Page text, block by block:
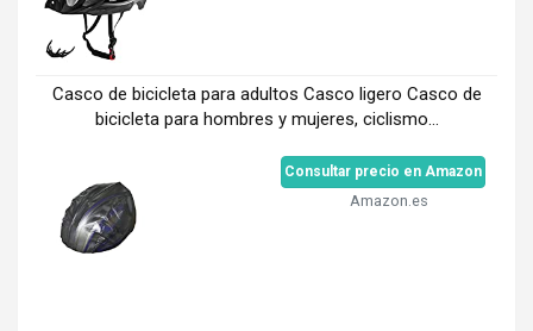
Casco de bicicleta para adultos Casco ligero Casco de
bicicleta para hombres y mujeres, ciclismo...
Consultar precio en Amazon
Amazon.es